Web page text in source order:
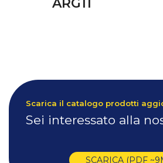
ARG11
Scarica il catalogo prodotti
Sei interessato alla
SCARICA (PDF